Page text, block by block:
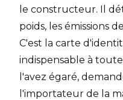
le constructeur. Il
poids, les émissions
C'est la carte
indispensable à
l'avez égaré,
l'importateur de la